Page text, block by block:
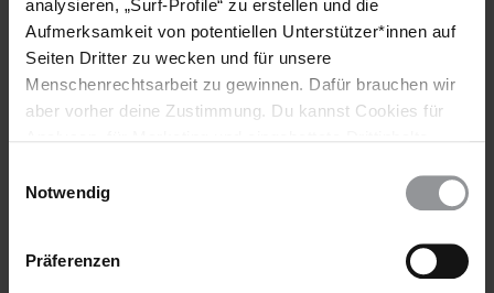
analysieren, „Surf-Profile“ zu erstellen und die
Aufmerksamkeit von potentiellen Unterstützer*innen auf
Seiten Dritter zu wecken und für unsere
Menschenrechtsarbeit zu gewinnen. Dafür brauchen wir
aber vorher deine Zustimmung. Du kannst Cookies für
wieder ändern. Diesen Banner kannst Du über den Link
Notwendig
Präferenzen
Teile diesen Beitrag
Bleib informiert